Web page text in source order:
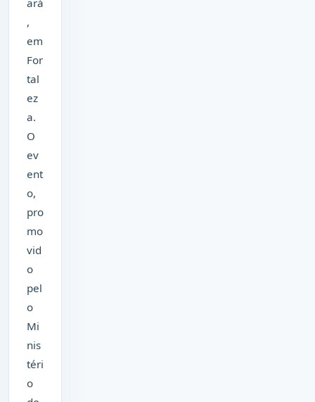
ará
,
em
For
tal
ez
a.
O
ev
ent
o,
pro
mo
vid
o
pel
o
Mi
nis
téri
o